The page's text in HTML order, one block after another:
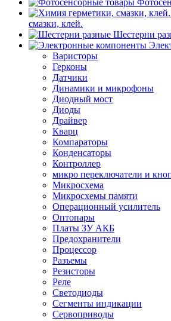
смазки, клей.
Шестерни
Варисторы
Герконы
Датчики
Динамики и микрофоны
Диодный мост
Диоды
Драйвер
Кварц
Компараторы
Конденсаторы
Контроллер
микро переключатели и
Микросхема
Микросхемы памяти
Операционный усилитель
Оптопары
Платы ЗУ АКБ
Предохранители
Процессор
Разъемы
Резисторы
Реле
Светодиоды
Сегменты индикации
Сервоприводы